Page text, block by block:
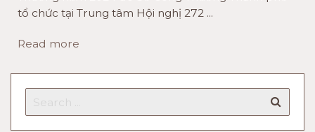
tổ chức tại Trung tâm Hội nghị 272 ...
Read more